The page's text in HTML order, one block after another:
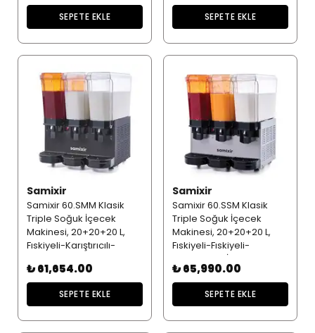
SEPETE EKLE SEPETE EKLE
Samixir
Samixir 60.SMM Klasik
Triple Soğuk İçecek
Makinesi, 20+20+20 L,
Fıskiyeli-Karıştırıcılı-
₺ 61,654.00
SEPETE EKLE
Samixir
Samixir 60.SSM Klasik
Triple Soğuk İçecek
Makinesi, 20+20+20 L,
Fıskiyeli-Fıskiyeli-
Karıştırıcılı - İnox
₺ 65,990.00
SEPETE EKLE